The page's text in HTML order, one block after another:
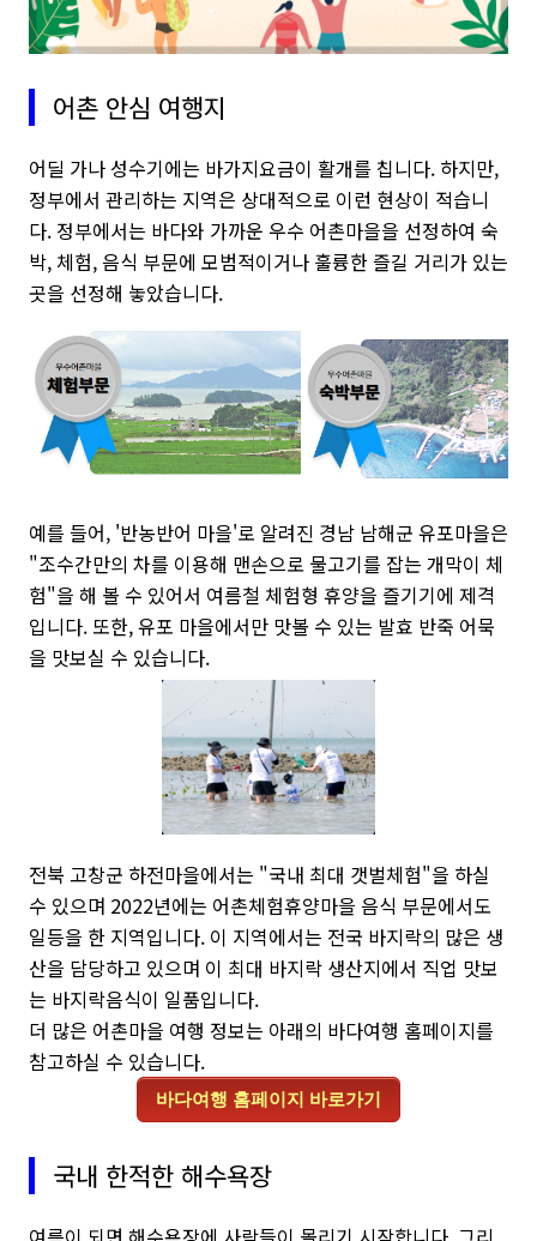
어촌 안심 여행지
어딜 가나 성수기에는 바가지요금이 활개를 칩니다. 하지만,
정부에서 관리하는 지역은 상대적으로 이런 현상이 적습니
다. 정부에서는 바다와 가까운 우수 어촌마을을 선정하여 숙
박, 체험, 음식 부문에 모범적이거나 훌륭한 즐길 거리가 있는
곳을 선정해 놓았습니다.
예를 들어, '반농반어 마을'로 알려진 경남 남해군 유포마을은
"조수간만의 차를 이용해 맨손으로 물고기를 잡는 개막이 체
험"을 해 볼 수 있어서 여름철 체험형 휴양을 즐기기에 제격
입니다. 또한, 유포 마을에서만 맛볼 수 있는 발효 반죽 어묵
을 맛보실 수 있습니다.
전북 고창군 하전마을에서는 "국내 최대 갯벌체험"을 하실
수 있으며 2022년에는 어촌체험휴양마을 음식 부문에서도
일등을 한 지역입니다. 이 지역에서는 전국 바지락의 많은 생
산을 담당하고 있으며 이 최대 바지락 생산지에서 직업 맛보
는 바지락음식이 일품입니다.
더 많은 어촌마을 여행 정보는 아래의 바다여행 홈페이지를
참고하실 수 있습니다.
바다여행 홈페이지 바로가기
국내 한적한 해수욕장